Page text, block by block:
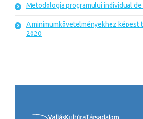
Metodologia programului individual
A minimumkövetelményekhez képest
2020